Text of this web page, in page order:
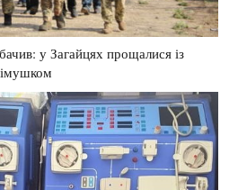
у Загайцях прощалися із